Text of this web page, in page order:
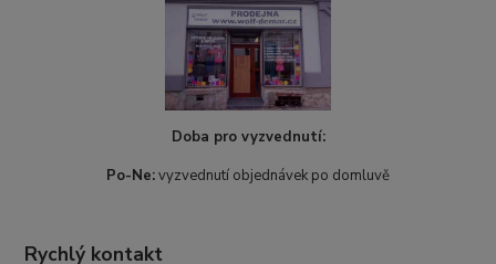
Doba pro vyzvednutí:
Po-Ne:vyzvednutí objednávek po domluvě
Rychlý kontakt